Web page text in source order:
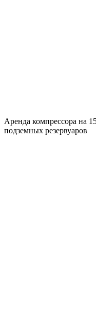
Аренда компрессора на
подземных резервуаров